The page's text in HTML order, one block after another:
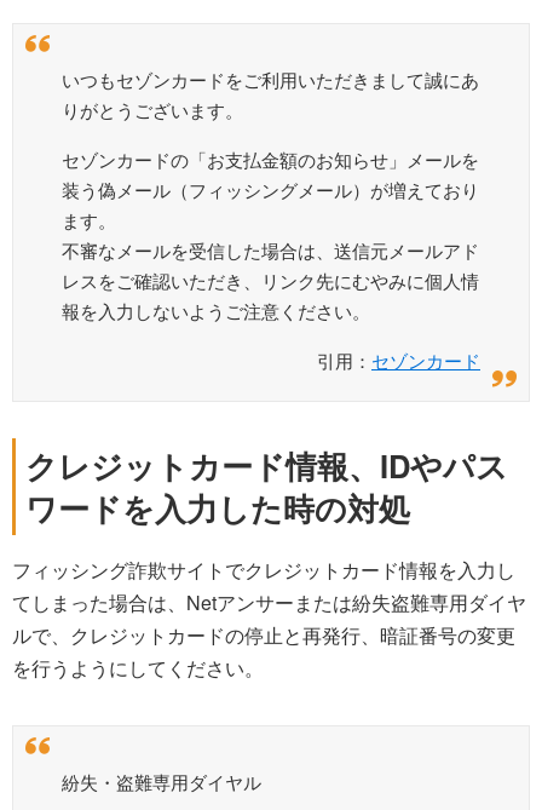
いつもセゾンカードをご利用いただきまして誠にあ
りがとうございます。
セゾンカードの「お支払金額のお知らせ」メールを
装う偽メール（フィッシングメール）が増えており
ます。
不審なメールを受信した場合は、送信元メールアド
レスをご確認いただき、リンク先にむやみに個人情
報を入力しないようご注意ください。
引用： セゾンカード
クレジットカード情報、IDやパス
ワードを入力した時の対処
フィッシング詐欺サイトでクレジットカード情報を入力し
てしまった場合は、Netアンサーまたは紛失盗難専用ダイヤ
ルで、クレジットカードの停止と再発行、暗証番号の変更
を行うようにしてください。
紛失・盗難専用ダイヤル